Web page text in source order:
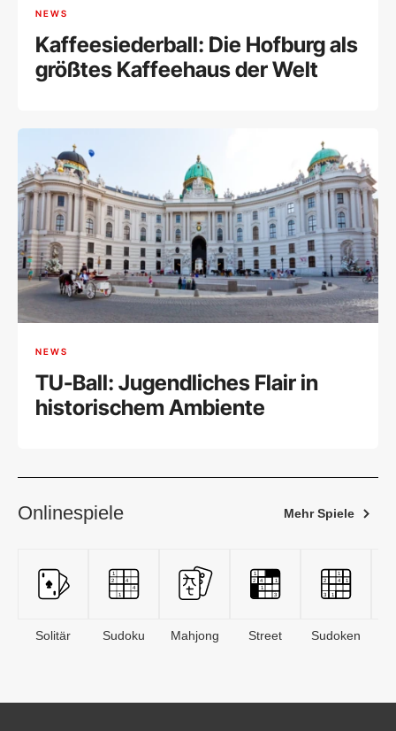
NEWS
Kaffeesiederball: Die Hofburg als
größtes Kaffeehaus der Welt
NEWS
TU-Ball: Jugendliches Flair in
historischem Ambiente
Onlinespiele Mehr Spiele
Solitär Sudoku Mahjong Street Sudoken